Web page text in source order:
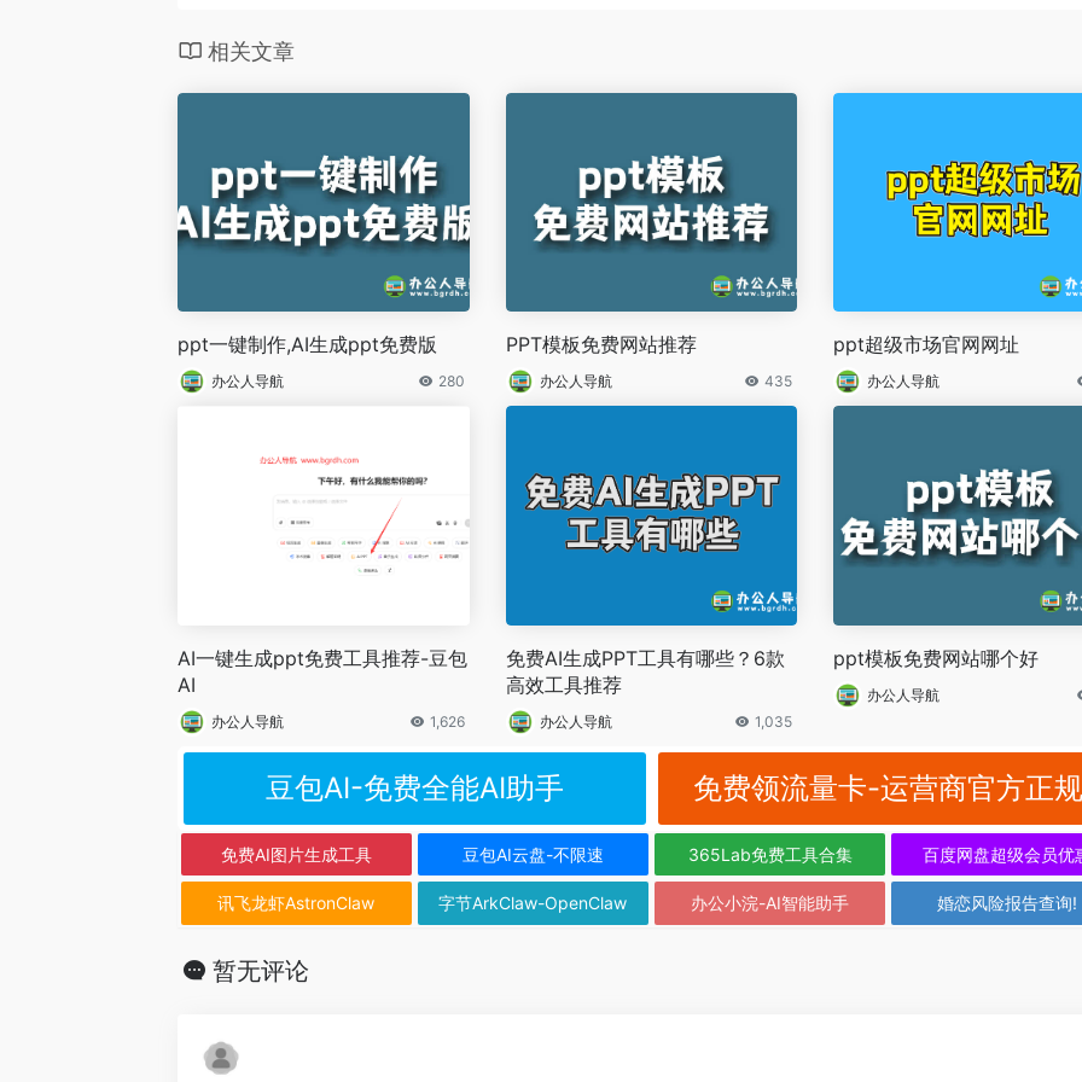
相关文章
ppt一键制作,AI生成ppt免费版
办公人导航 280
PPT模板免费网站推荐
办公人导航 435
ppt超级市场官网网址
办公人导航
AI一键生成ppt免费工具推荐-豆包
AI
办公人导航 1,626
免费AI生成PPT工具有哪些？6款
高效工具推荐
办公人导航 1,035
ppt模板免费网站哪个好
办公人导航
豆包AI-免费全能AI助手 免费领流量卡-运营商官方正
免费AI图片生成工具 豆包AI云盘-不限速 365Lab免费工具合集 百度网盘超级会员优
讯飞龙虾AstronClaw 字节ArkClaw-OpenClaw 办公小浣-AI智能助手 婚恋风险报告查询!
暂无评论